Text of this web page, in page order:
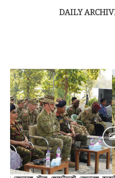
DAILY